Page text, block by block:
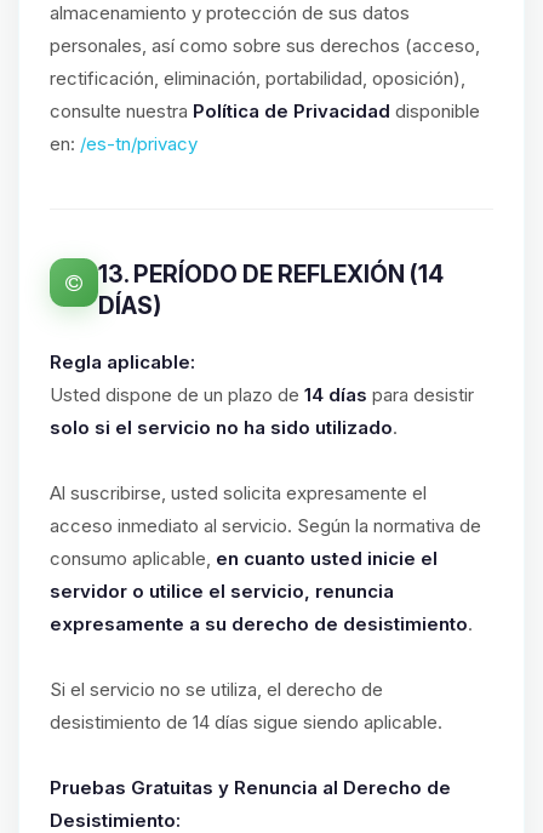
almacenamiento y protección de sus datos
personales, así como sobre sus derechos (acceso,
rectificación, eliminación, portabilidad, oposición),
consulte nuestra Política de Privacidad disponible
en: /es-tn/privacy
13. PERÍODO DE REFLEXIÓN (14
DÍAS)
Regla aplicable:
Usted dispone de un plazo de 14 días para desistir
solo si el servicio no ha sido utilizado.
Al suscribirse, usted solicita expresamente el
acceso inmediato al servicio. Según la normativa de
consumo aplicable, en cuanto usted inicie el
servidor o utilice el servicio, renuncia
expresamente a su derecho de desistimiento.
Si el servicio no se utiliza, el derecho de
desistimiento de 14 días sigue siendo aplicable.
Pruebas Gratuitas y Renuncia al Derecho de
Desistimiento: